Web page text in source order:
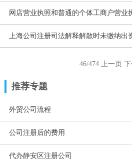
网店营业执照和普通的个体工商户营业
上海公司注册司法解释解散时未缴纳出
46/474 上一页
推荐专题
外贸公司流程
公司注册后的费用
代办静安区注册公司